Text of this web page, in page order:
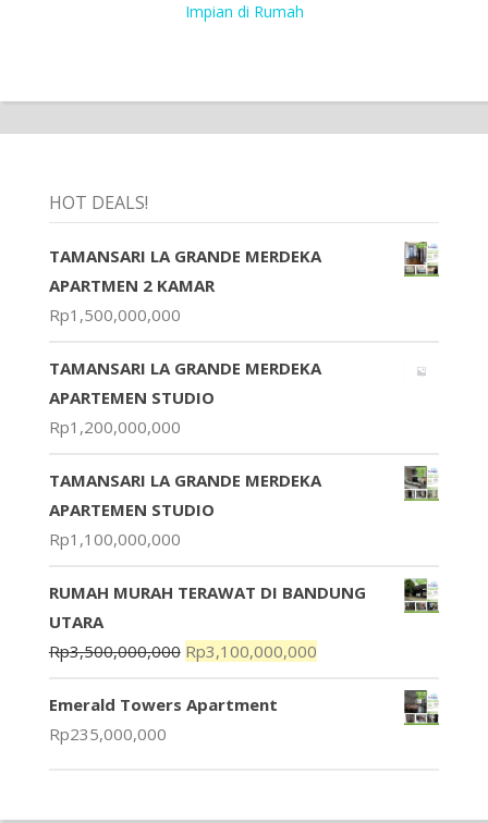
Impian di Rumah
HOT DEALS!
TAMANSARI LA GRANDE MERDEKA
APARTMEN 2 KAMAR
Rp1,500,000,000
TAMANSARI LA GRANDE MERDEKA
APARTEMEN STUDIO
Rp1,200,000,000
TAMANSARI LA GRANDE MERDEKA
APARTEMEN STUDIO
Rp1,100,000,000
RUMAH MURAH TERAWAT DI BANDUNG
UTARA
Rp3,500,000,000 Rp3,100,000,000
Emerald Towers Apartment
Rp235,000,000